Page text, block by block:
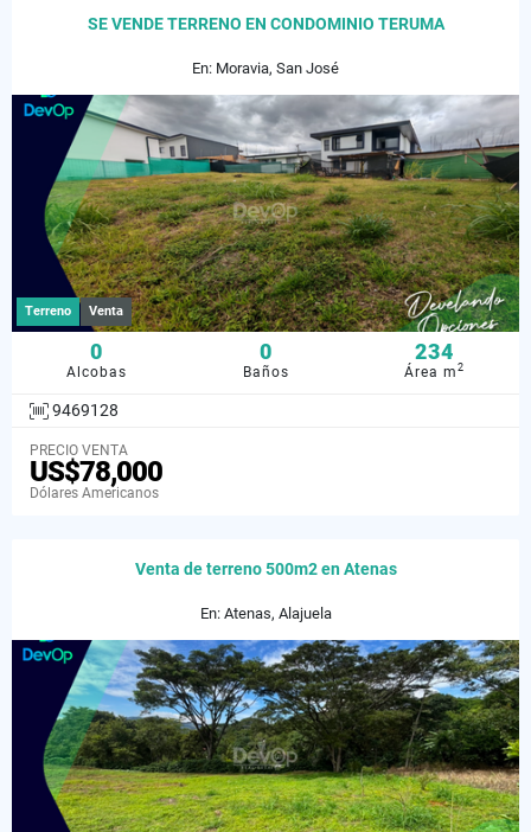
SE VENDE TERRENO EN CONDOMINIO TERUMA
En: Moravia, San José
Terreno Venta
0
Alcobas
0
Baños
234
Área m2
9469128
PRECIO VENTA
US$78,000
Dólares Americanos
Venta de terreno 500m2 en Atenas
En: Atenas, Alajuela